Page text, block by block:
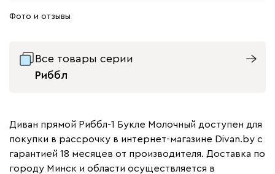
Фото и отзывы
Все товары серии
Риббл
Диван прямой Риббл-1 Букле Молочный доступен для
покупки в рассрочку в интернет-магазине Divan.by с
гарантией 18 месяцев от производителя. Доставка по
городу Минск и области осуществляется в